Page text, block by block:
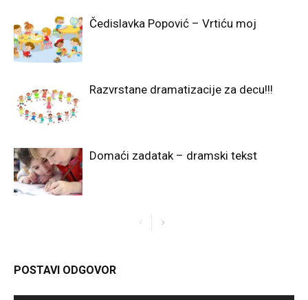
Čedislavka Popović – Vrtiću moj
Razvrstane dramatizacije za decu!!!
Domaći zadatak – dramski tekst
POSTAVI ODGOVOR